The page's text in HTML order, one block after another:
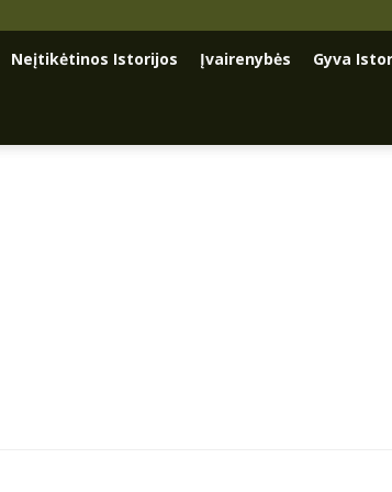
Neįtikėtinos Istorijos Įvairenybės Gyva